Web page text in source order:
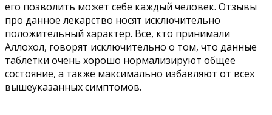
его позволить может себе каждый человек. Отзывы
про данное лекарство носят исключительно
положительный характер. Все, кто принимали
Аллохол, говорят исключительно о том, что данные
таблетки очень хорошо нормализируют общее
состояние, а также максимально избавляют от всех
вышеуказанных симптомов.